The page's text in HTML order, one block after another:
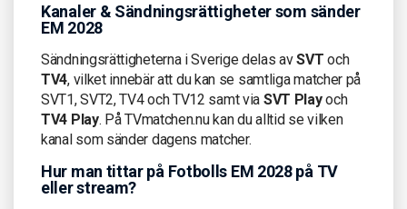
Kanaler & Sändningsrättigheter som sänder
EM 2028
Sändningsrättigheterna i Sverige delas avSVT och
TV4, vilket innebär att du kan se samtliga matcher på
SVT1, SVT2, TV4 och TV12 samt via SVT Playoch
TV4 Play. På TVmatchen.nu kan du alltid se vilken
kanal som sänder dagens matcher.
Hur man tittar på Fotbolls EM 2028 på TV
eller stream?